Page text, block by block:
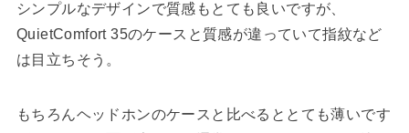
シンプルなデザインで質感もとても良いですが、
QuietComfort 35のケースと質感が違っていて指紋など
は目立ちそう。
もちろんヘッドホンのケースと比べるととても薄いです